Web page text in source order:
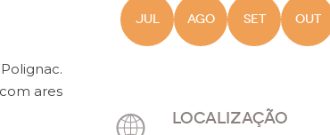
ares
JUL AGO SET OUT
LOCALIZAÇÃO